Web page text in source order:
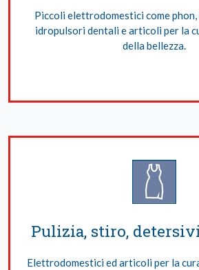
Piccoli elettrodomestici come
idropulsori dentali e articoli per la
della bellezza.
Pulizia, stiro,
Elettrodomestici ed articoli per la